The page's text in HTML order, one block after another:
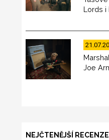
Lords i
Joe
NEJČTENĚJŠÍ RECENZE